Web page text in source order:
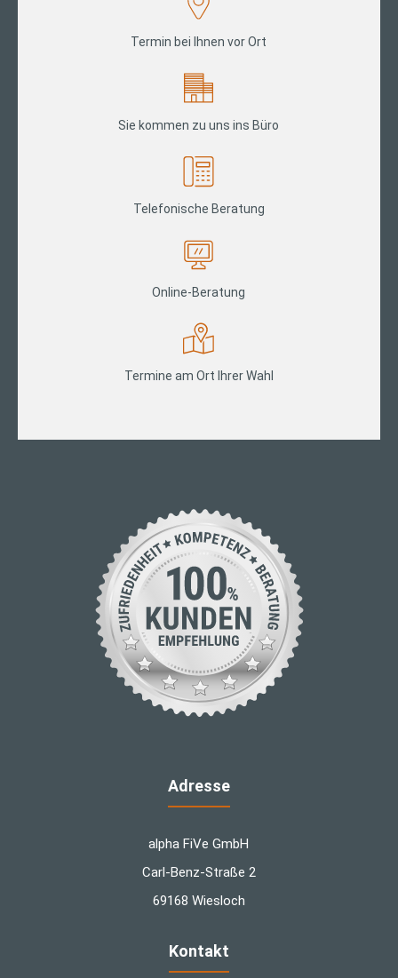
Termin bei Ihnen vor Ort
Sie kommen zu uns ins Büro
Telefonische Beratung
Online-Beratung
Termine am Ort Ihrer Wahl
Adresse
alpha FiVe GmbH
Carl-Benz-Straße 2
69168 Wiesloch
Kontakt